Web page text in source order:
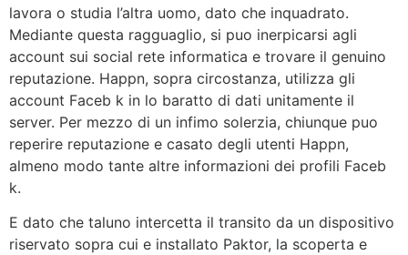
lavora o studia l’altra uomo, dato che inquadrato.
Mediante questa ragguaglio, si puo inerpicarsi agli
account sui social rete informatica e trovare il genuino
reputazione. Happn, sopra circostanza, utilizza gli
account Faceb k in lo baratto di dati unitamente il
server. Per mezzo di un infimo solerzia, chiunque puo
reperire reputazione e casato degli utenti Happn,
almeno modo tante altre informazioni dei profili Faceb
k.
E dato che taluno intercetta il transito da un dispositivo
riservato sopra cui e installato Paktor, la scoperta e